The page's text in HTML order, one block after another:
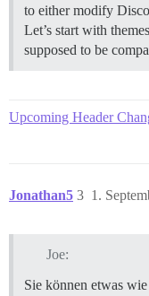
to either modify
Let’s start with
supposed to be
Upcoming Header
Jonathan5 1.
3
Joe:
Sie können etwas